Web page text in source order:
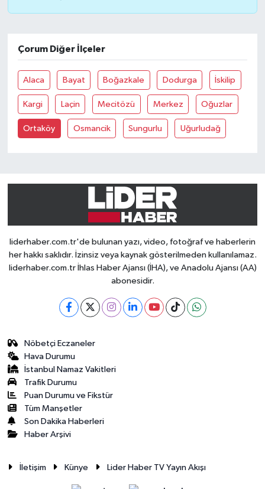
Çorum Diğer İlçeler
Alaca Bayat Boğazkale Dodurga İskilip
Kargi Laçin Mecitözü Merkez Oğuzlar
Ortaköy Osmancik Sungurlu Uğurludağ
liderhaber.com.tr'de bulunan yazı, video, fotoğraf ve haberlerin
her hakkı saklıdır. İzinsiz veya kaynak gösterilmeden kullanılamaz.
liderhaber.com.tr İhlas Haber Ajansı (İHA), ve Anadolu Ajansı (AA)
abonesidir.
Nöbetçi Eczaneler
Hava Durumu
İstanbul Namaz Vakitleri
Trafik Durumu
Puan Durumu ve Fikstür
Tüm Manşetler
Son Dakika Haberleri
Haber Arşivi
İletişim Künye Lider Haber TV Yayın Akışı